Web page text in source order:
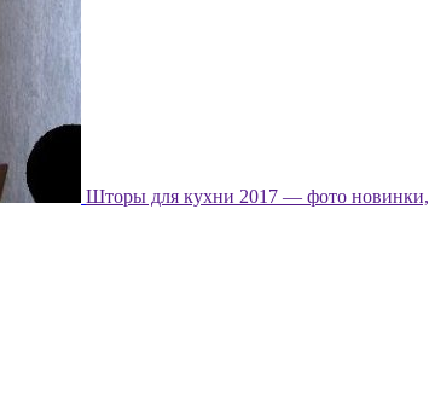
Шторы для кухни 2017 — фото новинки,